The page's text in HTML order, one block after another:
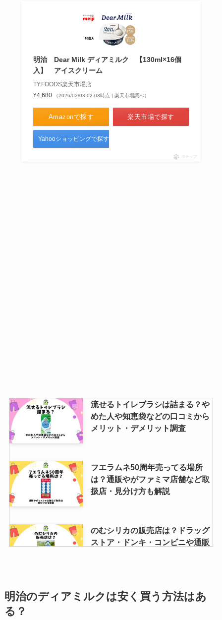
明治 Dear Milk ディアミルク 【130ml×16個
入】 アイスクリーム
TY.FOODS楽天市場店
¥4,680
（2026/02/03 02:03時点 | 楽天市場調べ）
Amazonで探す 楽天市場で探す
Yahooショッピングで探す
ポチップ
流せるトイレブラシは詰まる？や
めた人や知恵袋などの口コミから
メリット・デメリット調査
フエラムネ50周年売ってる場所
は？通販やがファミマ店舗など取
扱店・見分け方も解説
のむシリカの販売店は？ドラッグ
ストア・ドンキ・コンビニや通販
ダニ捕りロボの使い方と注意点！
布団やベッドでの最適な設置方法
明治のディアミルクは安く買う方法はあ
る？